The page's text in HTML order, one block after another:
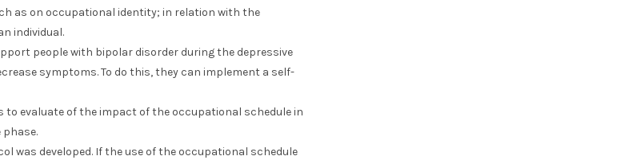
as on occupational identity; in relation with the
individual.
people with bipolar disorder during the depressive
symptoms. To do this, they can implement a self-
to evaluate of the impact of the occupational schedule in
phase.
was developed. If the use of the occupational schedule